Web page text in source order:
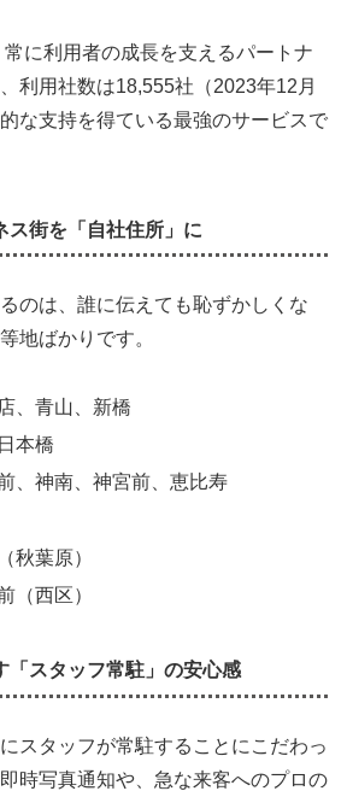
に利用者の成長を支えるパートナ
利用社数は18,555社（2023年12月
な支持を得ている最強のサービスで
ス街を「自社住所」に
のは、誰に伝えても恥ずかしくな
地ばかりです。
、青山、新橋
本橋
、神南、神宮前、恵比寿
秋葉原）
（西区）
「スタッフ常駐」の安心感
スタッフが常駐することにこだわっ
時写真通知や、急な来客へのプロの